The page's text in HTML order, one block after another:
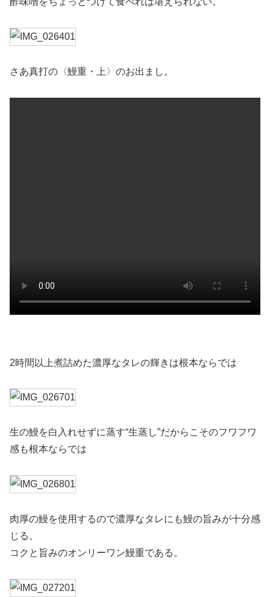
さあ真打の〈鰻重・上〉のお出まし。
2時間以上煮詰めた濃厚なタレの輝きは根本ならでは
生の鰻を白入れせずに蒸す“生蒸し”だからこそのフワフワ
感も根本ならでは
肉厚の鰻を使用するので濃厚なタレにも鰻の旨みが十分感
じる。
コクと旨みのオンリーワン鰻重である。